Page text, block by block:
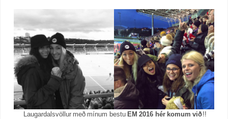
Laugardalsvöllur með mínum bestu EM 2016 hér komum við!!